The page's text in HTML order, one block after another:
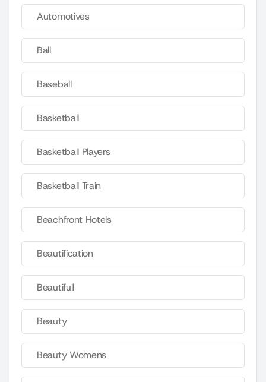
Automotives
Ball
Baseball
Basketball
Basketball Players
Basketball Train
Beachfront Hotels
Beautification
Beautifull
Beauty
Beauty Womens